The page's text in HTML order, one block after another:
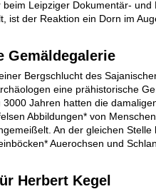
Leipziger Dokumentär- und
ist der Reaktion ein Dorn im
Gemäldegalerie
Bergschlucht des
eine prähistorische
3000 Jahren hatten die
Abbildungen* von
An der gleichen Stelle
Auerochsen und
Herbert Kegel